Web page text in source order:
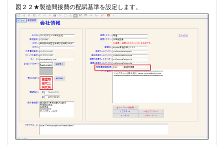
図２２★製造間接費の配賦基準を設定します。